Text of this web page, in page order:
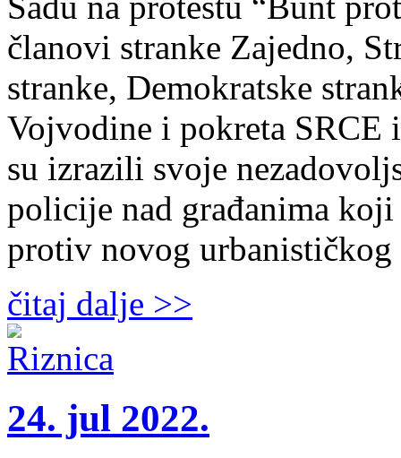
članovi stranke Zajedno,
stranke, Demokratske
Vojvodine i pokreta SRCE
su izrazili svoje
policije nad građanima
protiv novog
čitaj dalje >>
24. jul 2022.